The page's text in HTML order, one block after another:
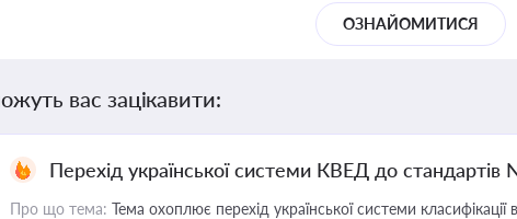
ОЗНАЙОМИТИСЯ
вас зацікавити:
Перехід української системи КВЕД до стандартів
Про що тема: Тема охоплює перехід української системи класифікації